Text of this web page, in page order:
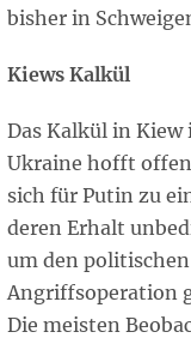
bisher in
Kiews Kalkül
Das Kalkül in Kiew
Ukraine hofft
sich für Putin zu
deren Erhalt
um den
Angriffsoperation
Die meisten